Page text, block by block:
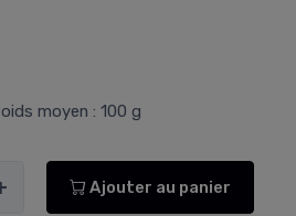
moyen : 100 g
Ajouter au panier